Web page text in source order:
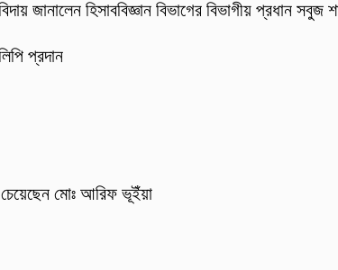
জানালেন হিসাববিজ্ঞান বিভাগের বিভাগীয় প্রধান সবুজ
প্রদান
চেয়েছেন মোঃ আরিফ ভূইঁয়া